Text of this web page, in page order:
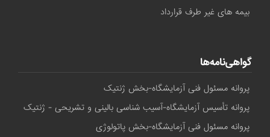
بیمه های غیر طرف قرارداد
گواهی‌نامه‌ها
پروانه مسئول فنی آزمایشگاه-بخش ژنتیک
پروانه تأسیس آزمایشگاه-آسیب شناسی بالینی و تشریحی - ژنتیک
پروانه مسئول فنی آزمایشگاه-بخش پاتولوژی